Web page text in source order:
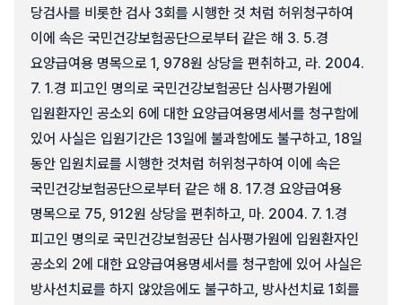
당검사를 비롯한 검사 3회를 시행한 것 처럼 허위청구하여
이에 속은 국민건강보험공단으로부터 같은 해 3. 5.경
요양급여용 명목으로 1, 978원 상당을 편취하고, 라. 2004.
7. 1.경 피고인 명의로 국민건강보험공단 심사평가원에
입원환자인 공소외 6에 대한 요양급여용명세서를 청구함에
있어 사실은 입원기간은 13일에 불과함에도 불구하고, 18일
동안 입원치료를 시행한 것처럼 허위청구하여 이에 속은
국민건강보험공단으로부터 같은 해 8. 17.경 요양급여용
명목으로 75, 912원 상당을 편취하고, 마. 2004. 7. 1.경
피고인 명의로 국민건강보험공단 심사평가원에 입원환자인
공소외 2에 대한 요양급여용명세서를 청구함에 있어 사실은
방사선치료를 하지 않았음에도 불구하고, 방사선치료 1회를